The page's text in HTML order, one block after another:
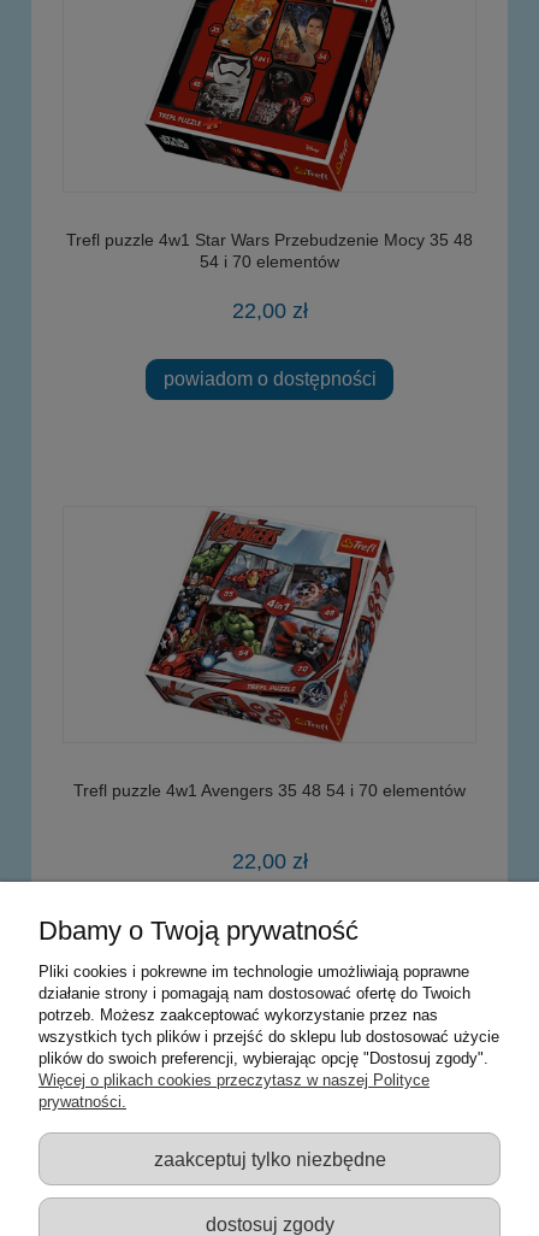
Trefl puzzle 4w1 Star Wars Przebudzenie Mocy 35 48
54 i 70 elementów
22,00 zł
powiadom o dostępności
Trefl puzzle 4w1 Avengers 35 48 54 i 70 elementów
22,00 zł
powiadom o dostępności
Warunki zakupów
Moje konto
Informacje o sklepie
Sklep z zabawkami Łódź :: Hurownia zabawek :: Zabawki
edukacyjne :: Zestawy artystyczne :: Zabawki :: samochody Welly
:: Zabawkownia :: zabawki dla dzieci :: Lalki :: Klocki :: Artykuły
Dbamy o Twoją prywatność
Pliki cookies i pokrewne im technologie umożliwiają poprawne
działanie strony i pomagają nam dostosować ofertę do Twoich
potrzeb. Możesz zaakceptować wykorzystanie przez nas
wszystkich tych plików i przejść do sklepu lub dostosować użycie
plików do swoich preferencji, wybierając opcję "Dostosuj zgody".
Więcej o plikach cookies przeczytasz w naszej Polityce
prywatności.
zaakceptuj tylko niezbędne
dostosuj zgody